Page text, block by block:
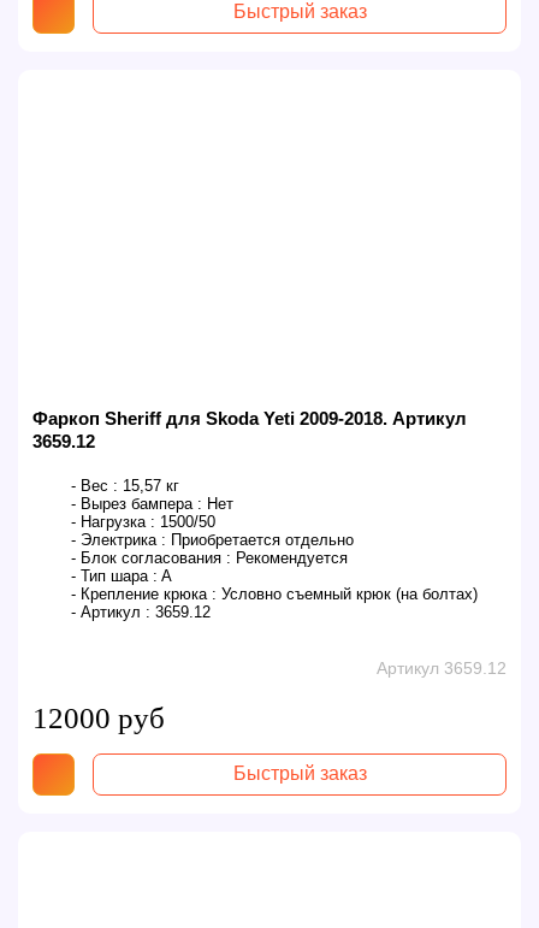
Быстрый заказ
Фаркоп Sheriff для Skoda Yeti 2009-2018. Артикул
3659.12
- Вес : 15,57 кг
- Вырез бампера : Нет
- Нагрузка : 1500/50
- Электрика : Приобретается отдельно
- Блок согласования : Рекомендуется
- Тип шара : A
- Крепление крюка : Условно съемный крюк (на болтах)
- Артикул : 3659.12
Артикул 3659.12
12000 руб
Быстрый заказ